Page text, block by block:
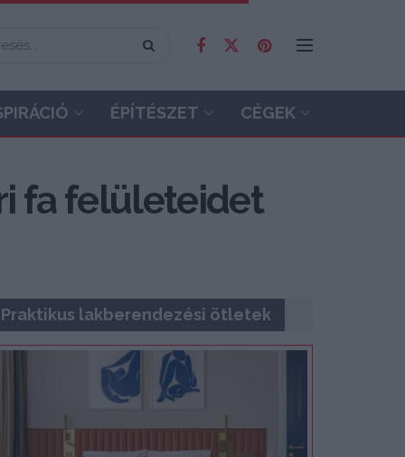
ÉPÍTÉSZET CÉGEK
fa felületeidet
Praktikus lakberendezési ötletek